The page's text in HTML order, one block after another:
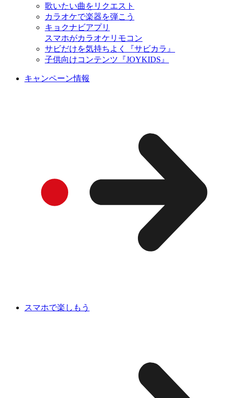
歌いたい曲をリクエスト
カラオケで楽器を弾こう
キョクナビアプリ
スマホがカラオケリモコン
サビだけを気持ちよく『サビカラ』
子供向けコンテンツ『JOYKIDS』
キャンペーン情報
スマホで楽しもう